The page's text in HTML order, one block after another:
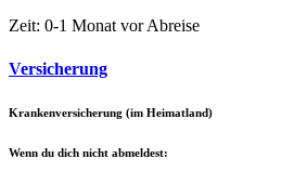
Zeit: 0-1 Monat vor Abreise
Versicherung
Krankenversicherung (im Heimatland)
Wenn du dich nicht abmeldest: